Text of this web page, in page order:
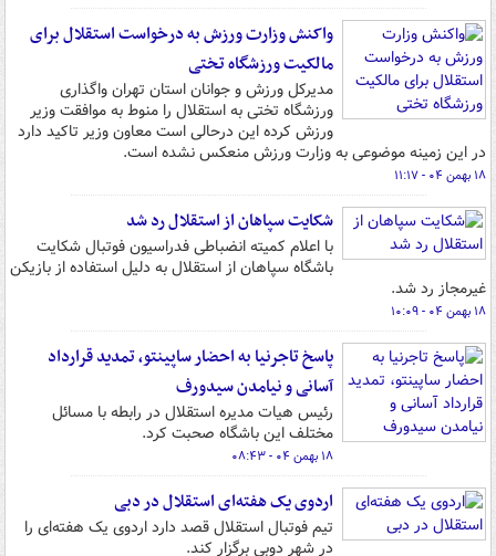
واکنش وزارت ورزش به درخواست استقلال برای
مالکیت ورزشگاه تختی
مدیرکل ورزش و جوانان استان تهران واگذاری
ورزشگاه تختی به استقلال را منوط به موافقت وزیر
ورزش کرده این درحالی است معاون وزیر تاکید دارد
در این زمینه موضوعی به وزارت ورزش منعکس نشده است.
۱۸ بهمن ۰۴ - ۱۱:۱۷
شکایت سپاهان از استقلال رد شد
با اعلام کمیته انضباطی فدراسیون فوتبال شکایت
باشگاه سپاهان از استقلال به دلیل استفاده از بازیکن
غیرمجاز رد شد.
۱۸ بهمن ۰۴ - ۱۰:۰۹
پاسخ تاجرنیا به احضار ساپینتو، تمدید قرارداد
آسانی و نیامدن سیدورف
رئیس هیات مدیره استقلال در رابطه با مسائل
مختلف این باشگاه صحبت کرد.
۱۸ بهمن ۰۴ - ۰۸:۴۳
اردوی یک هفته‌ای استقلال در دبی
تیم فوتبال استقلال قصد دارد اردوی یک هفته‌ای را
در شهر دوبی برگزار کند.